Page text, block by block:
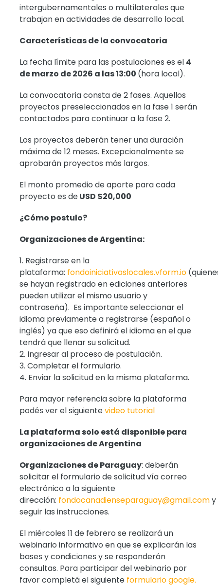
intergubernamentales o multilaterales que
trabajan en actividades de desarrollo local.
Características de la convocatoria
La fecha límite para las postulaciones es el 4
de marzo de 2026 a las 13:00 (hora local).
La convocatoria consta de 2 fases. Aquellos
proyectos preseleccionados en la fase 1 serán
contactados para continuar a la fase 2.
Los proyectos deberán tener una duración
máxima de 12 meses. Excepcionalmente se
aprobarán proyectos más largos.
El monto promedio de aporte para cada
proyecto es deUSD $20,000
¿Cómo postulo?
Organizaciones de Argentina:
Registrarse en la
plataforma: fondoiniciativaslocales.vform.io
se hayan registrado en ediciones anteriores
pueden utilizar el mismo usuario y
contraseña). Es importante seleccionar el
idioma previamente a registrarse (español o
inglés) ya que eso definirá el idioma en el que
tendrá que llenar su solicitud.
Ingresar al proceso de postulación.
Completar el formulario.
Enviar la solicitud en la misma plataforma.
Para mayor referencia sobre la plataforma
podés ver el siguientevideo tutorial
La plataforma solo está disponible para
organizaciones de Argentina
Organizaciones de Paraguay: deberán
solicitar el formulario de solicitud vía correo
electrónico a la siguiente
dirección: fondocanadienseparaguay@gmail.comy
seguir las instrucciones.
El miércoles 11 de febrero se realizará un
webinario informativo en que se explicarán las
bases y condiciones y se responderán
consultas. Para participar del webinario por
favor completá el siguiente formulario google.